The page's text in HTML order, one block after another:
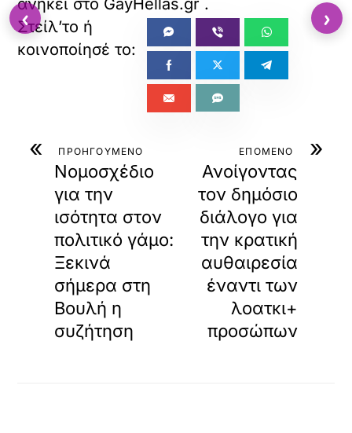
« ΠΡΟΗΓΟΥΜΕΝΟ
Νομοσχέδιο
για την
ισότητα στον
πολιτικό γάμο:
Ξεκινά
σήμερα στη
Βουλή η
συζήτηση
»
ΕΠΟΜΕΝΟ
Ανοίγοντας
τον δημόσιο
διάλογο για
την κρατική
αυθαιρεσία
έναντι των
λοατκι+
προσώπων
‹ ›